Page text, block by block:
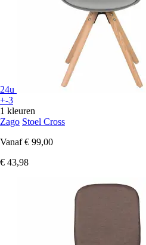
24u
+-3
1 kleuren
Zago Stoel Cross
Vanaf € 99,00
€ 43,98